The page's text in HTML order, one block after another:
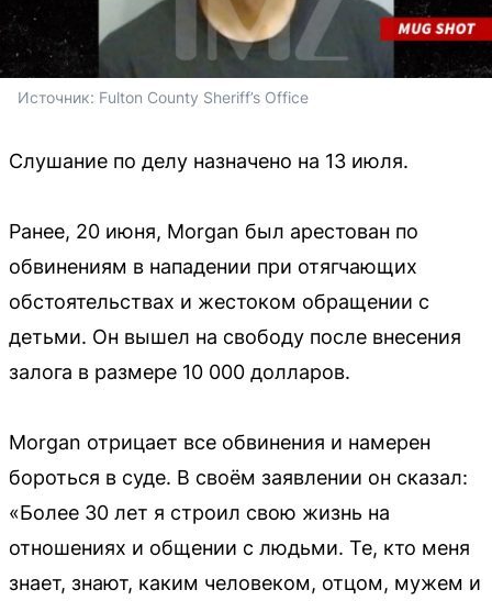
Источник: Fulton County Sheriff’s Office
Слушание по делу назначено на 13 июля.
Ранее, 20 июня, Morgan был арестован по
обвинениям в нападении при отягчающих
обстоятельствах и жестоком обращении с
детьми. Он вышел на свободу после внесения
залога в размере 10 000 долларов.
Morgan отрицает все обвинения и намерен
бороться в суде. В своём заявлении он сказал:
«Более 30 лет я строил свою жизнь на
отношениях и общении с людьми. Те, кто меня
знает, знают, каким человеком, отцом, мужем и